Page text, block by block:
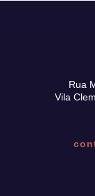
Rua
Vila